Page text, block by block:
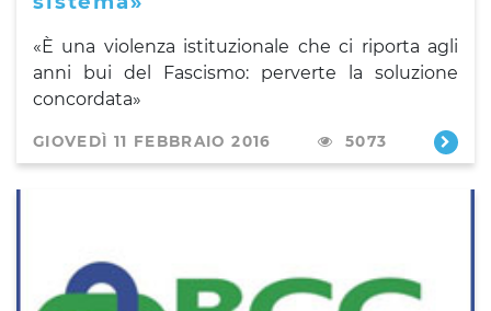
«È una violenza istituzionale che ci riporta agli
anni bui del Fascismo: perverte la soluzione
concordata»
GIOVEDÌ 11 FEBBRAIO 2016 5073